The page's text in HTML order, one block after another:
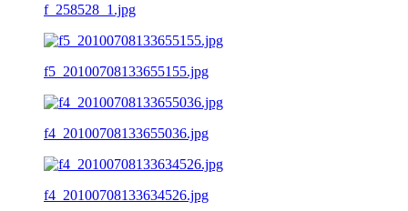
f_258528_1.jpg
f5_20100708133655155.jpg
f4_20100708133655036.jpg
f4_20100708133634526.jpg